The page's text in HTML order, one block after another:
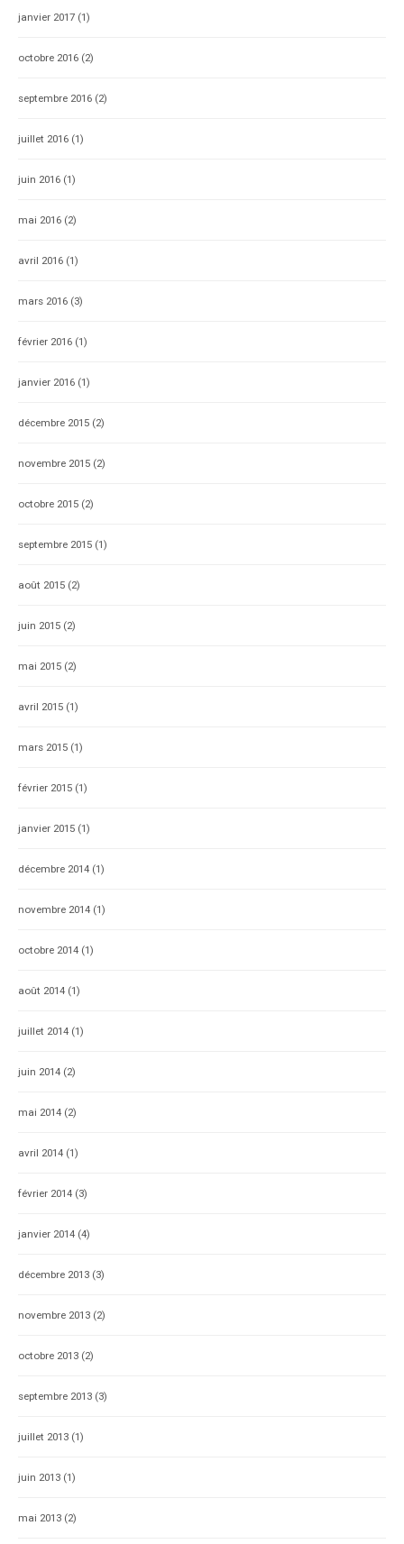
janvier 2017 (1)
octobre 2016 (2)
septembre 2016 (2)
juillet 2016 (1)
juin 2016 (1)
mai 2016 (2)
avril 2016 (1)
mars 2016 (3)
février 2016 (1)
janvier 2016 (1)
décembre 2015 (2)
novembre 2015 (2)
octobre 2015 (2)
septembre 2015 (1)
août 2015 (2)
juin 2015 (2)
mai 2015 (2)
avril 2015 (1)
mars 2015 (1)
février 2015 (1)
janvier 2015 (1)
décembre 2014 (1)
novembre 2014 (1)
octobre 2014 (1)
août 2014 (1)
juillet 2014 (1)
juin 2014 (2)
mai 2014 (2)
avril 2014 (1)
février 2014 (3)
janvier 2014 (4)
décembre 2013 (3)
novembre 2013 (2)
octobre 2013 (2)
septembre 2013 (3)
juillet 2013 (1)
juin 2013 (1)
mai 2013 (2)